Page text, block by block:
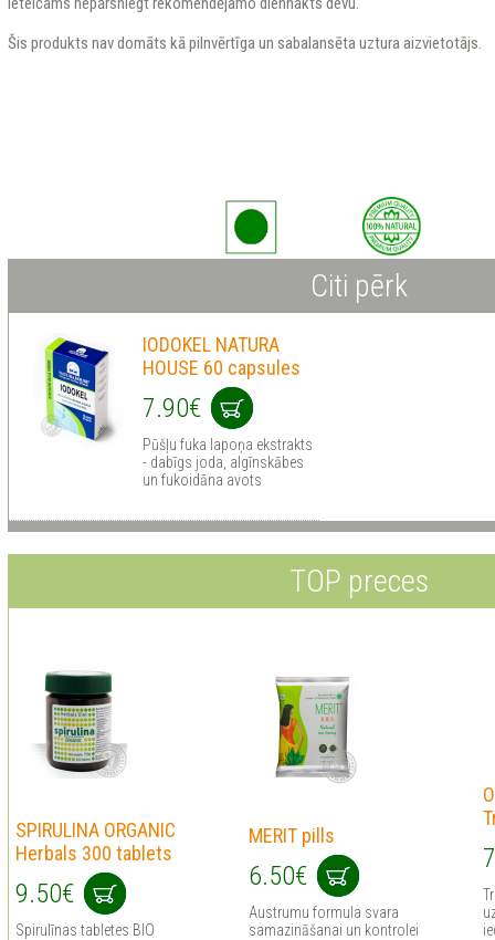
Šis produkts nav domāts kā pilnvērtīga un sabalansēta uztura aizvietotājs.
Citi pērk
IODOKEL NATURA
HOUSE 60 capsules
7.90€
Pūšļu fuka lapoņa ekstrakts
- dabīgs joda, algīnskābes
un fukoidāna avots
TOP preces
SPIRULINA ORGANIC
Herbals 300 tablets
9.50€
Spirulīnas tabletes BIO
MERIT pills
6.50€
Austrumu formula svara
samazināšanai un kontrolei